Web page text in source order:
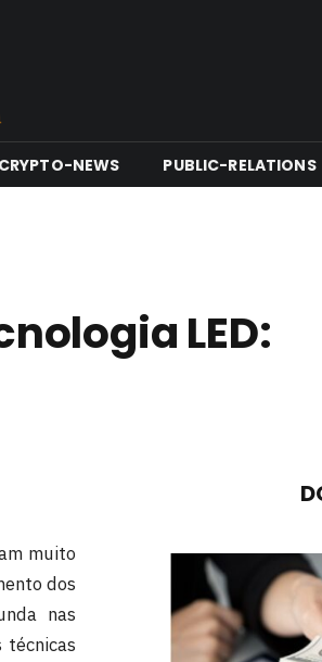
CRYPTO-NEWS PUBLIC-RELATIONS
LED:
muito
dos
nas
técnicas